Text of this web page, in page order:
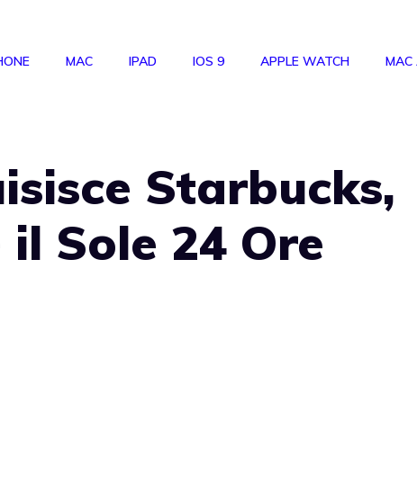
MAC IPAD IOS 9 APPLE WATCH MAC
Starbucks,
Sole 24 Ore